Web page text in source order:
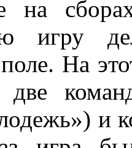
на
игру
На
и